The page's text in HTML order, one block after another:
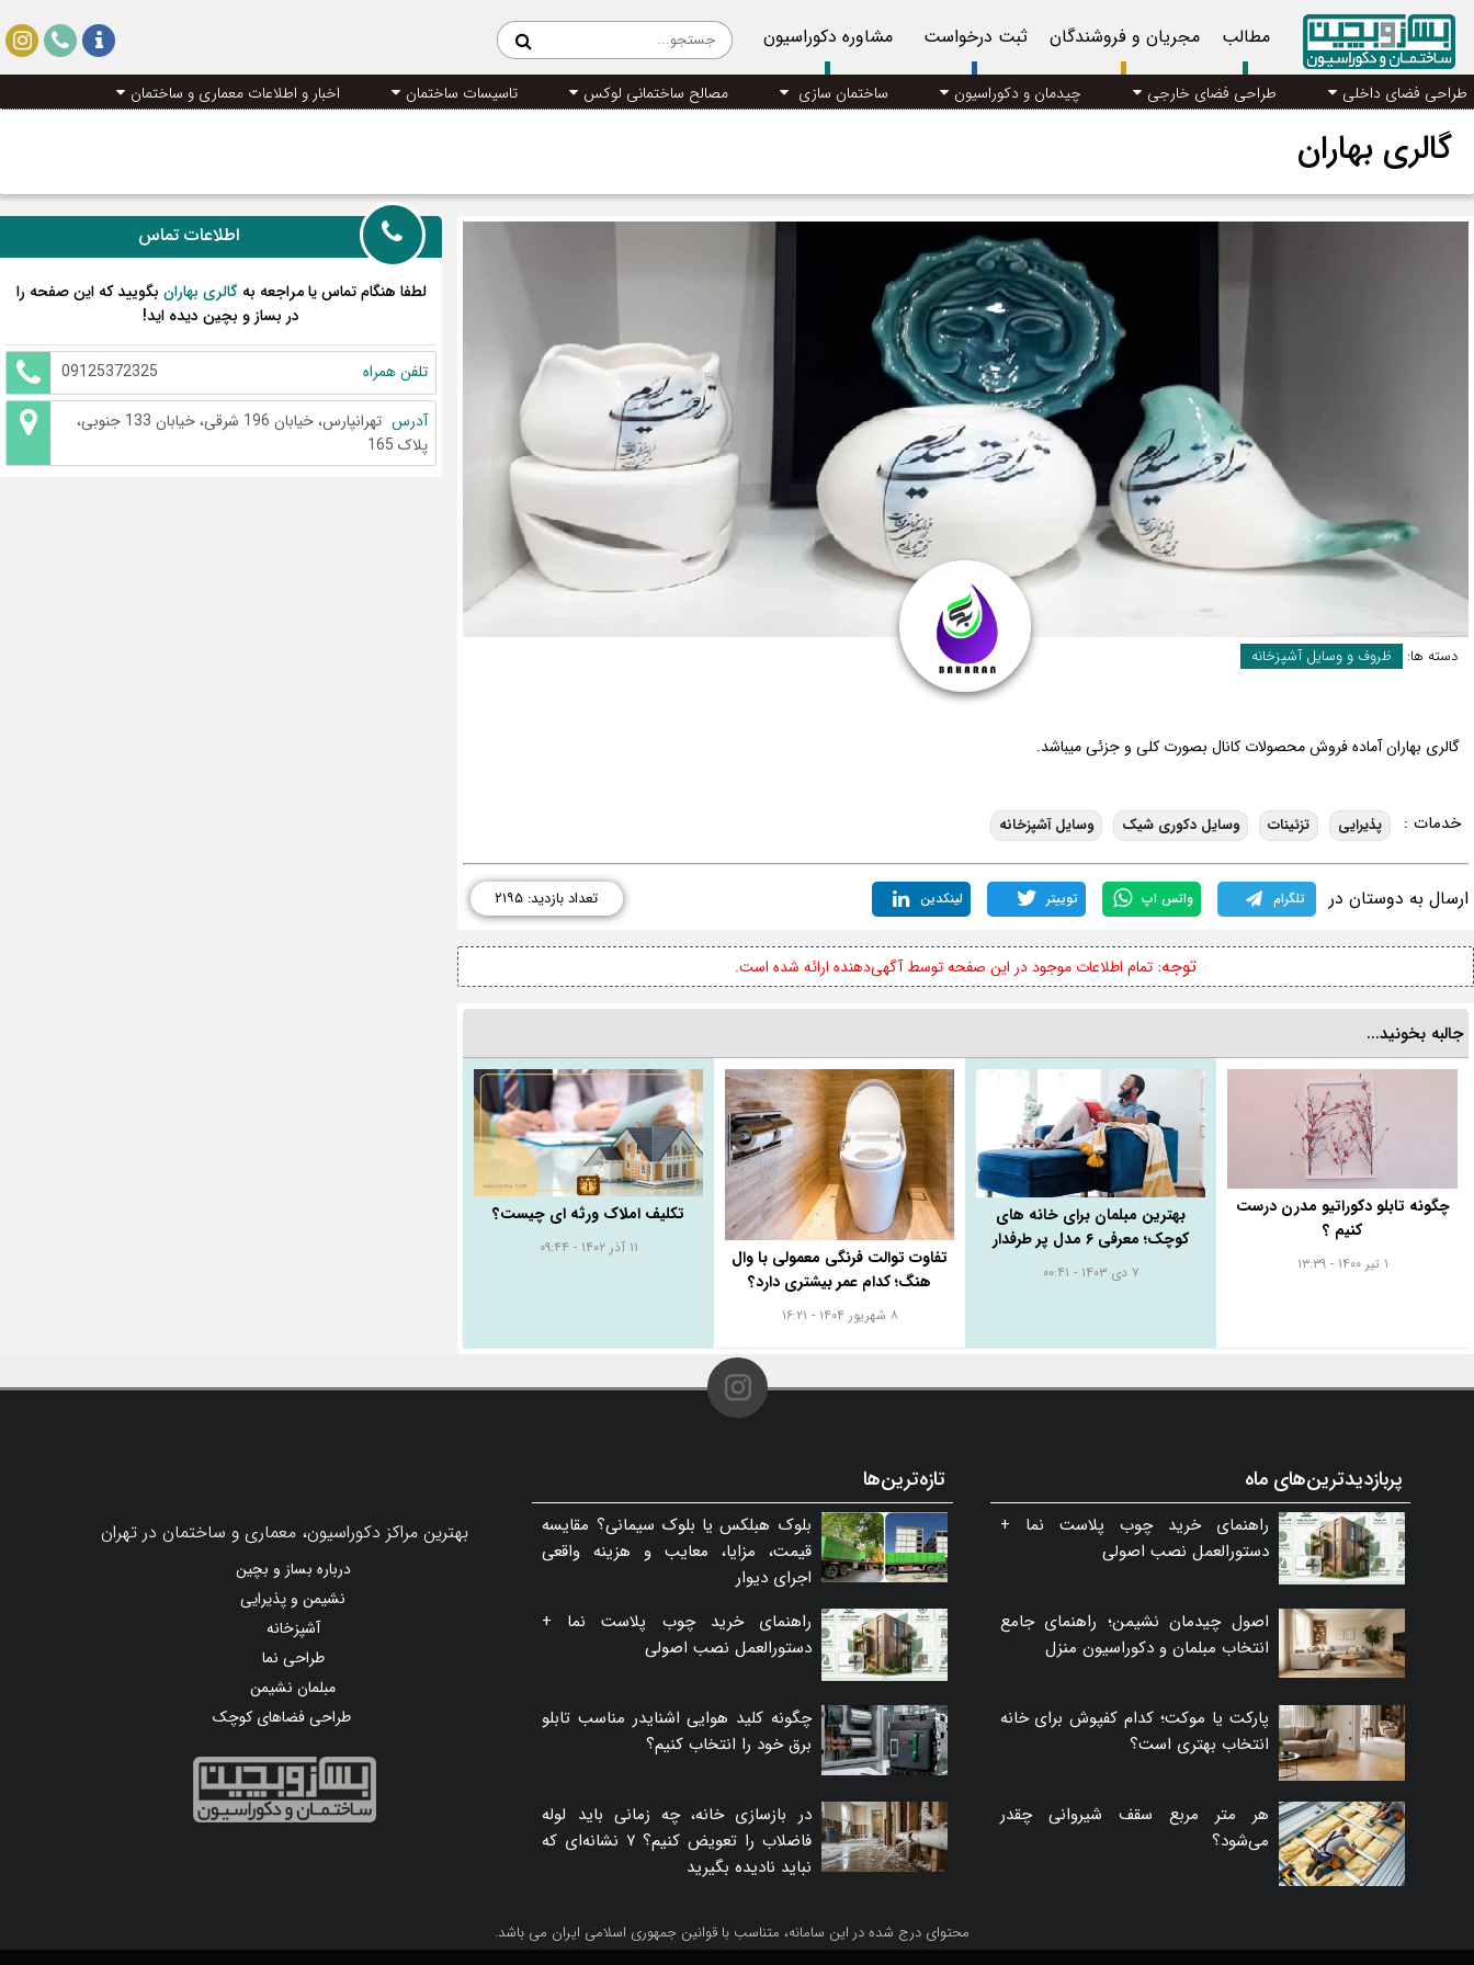
مطالب مجریان و فروشندگان ثبت درخواست مشاوره دکوراسیون
طراحی فضای داخلی طراحی فضای خارجی چیدمان و دکوراسیون ساختمان سازی مصالح ساختمانی لوکس تاسیسات ساختمان اخبار و اطلاعات معماری و ساختمان
گالری بهاران
اطلاعات تماس
لطفا هنگام تماس یا مراجعه بهگالری بهاران بگویید که این صفحه را
در بساز و بچین دیده اید!
تلفن همراه 09125372325
آدرس
تهرانپارس، خیابان 196 شرقی، خیابان 133 جنوبی،
پلاک 165
دسته ها: ظروف و وسایل آشپزخانه
گالری بهاران آماده فروش محصولات کانال بصورت کلی و جزئی میباشد.
خدمات : پذیرایی تزئینات وسایل دکوری شیک وسایل آشپزخانه
ارسال به دوستان در تلگرام واتس اپ توییتر لینکدین تعداد بازدید: ۲۱۹۵
توجه:تمام اطلاعات موجود در این صفحه توسط آگهی‌دهنده ارائه شده است.
جالبه بخونید...
چگونه تابلو دکوراتیو مدرن درست
کنیم ؟
۱ تیر ۱۴۰۰ - ۱۳:۳۹
بهترین مبلمان برای خانه‌ های
کوچک؛ معرفی ۶ مدل پر طرفدار
۷ دی ۱۴۰۳ - ۰۰:۴۱
تفاوت توالت فرنگی معمولی با وال
هنگ؛ کدام عمر بیشتری دارد؟
۸ شهریور ۱۴۰۴ - ۱۶:۲۱
تکلیف املاک ورثه ای چیست؟
۱۱ آذر ۱۴۰۲ - ۰۹:۴۴
پربازدیدترین‌های ماه
راهنمای خرید چوب پلاست نما +
دستورالعمل نصب اصولی
اصول چیدمان نشیمن؛ راهنمای جامع
انتخاب مبلمان و دکوراسیون منزل
پارکت یا موکت؛ کدام کفپوش برای خانه
انتخاب بهتری است؟
هر متر مربع سقف شیروانی چقدر
می‌شود؟
تازه‌ترین‌ها
بلوک هبلکس یا بلوک سیمانی؟ مقایسه
قیمت، مزایا، معایب و هزینه واقعی
اجرای دیوار
راهنمای خرید چوب پلاست نما +
دستورالعمل نصب اصولی
چگونه کلید هوایی اشنایدر مناسب تابلو
برق خود را انتخاب کنیم؟
در بازسازی خانه، چه زمانی باید لوله
فاضلاب را تعویض کنیم؟ ۷ نشانه‌ای که
نباید نادیده بگیرید
بهترین مراکز دکوراسیون، معماری و ساختمان در تهران
درباره بساز و بچین
نشیمن و پذیرایی
آشپزخانه
طراحی نما
مبلمان نشیمن
طراحی فضاهای کوچک
محتوای درج شده در این سامانه، متناسب با قوانین جمهوری اسلامی ایران می باشد.